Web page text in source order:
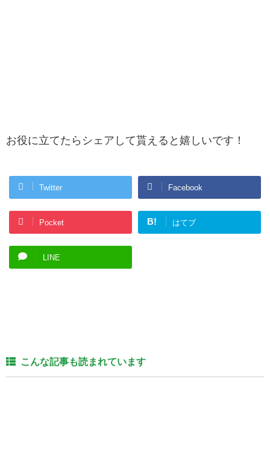
お役に立てたらシェアして貰えると嬉しいです！
Twitter Facebook
Pocket B! はてブ
LINE
こんな記事も読まれています